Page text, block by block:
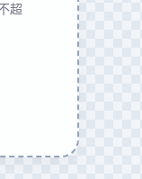
超